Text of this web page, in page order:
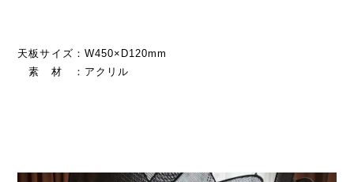
天板サイズ：W450×D120mm
素 材 ：アクリル